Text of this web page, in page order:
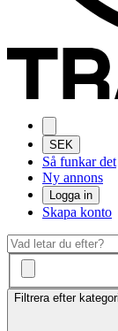
SEK
Så funkar det
Ny annons
Logga in
Skapa konto
Filtrera efter kategori